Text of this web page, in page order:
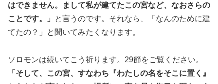
はできません。まして私が建てたこの宮など、なおさらの
ことです。」
と言うのです。それなら、「なんのために建
てたの？」と聞いてみたくなります。
ソロモンは続いてこう祈ります。29節をご覧ください。
「そして、この宮、すなわち『わたしの名をそこに置く』